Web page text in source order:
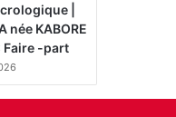
|
née KABORE
Faire -part